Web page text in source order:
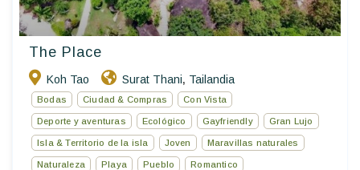
The Place
Koh Tao Surat Thani, Tailandia
Bodas Ciudad & Compras Con Vista
Deporte y aventuras Ecológico Gayfriendly Gran Lujo
Isla & Territorio de la isla Joven Maravillas naturales
Naturaleza Playa Pueblo Romantico